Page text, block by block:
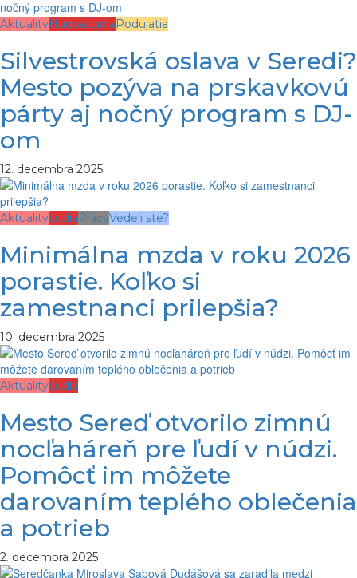
AktualityHudbaĽudia Podujatia
Silvestrovská oslava v Seredi?
Mesto pozýva na prskavkovú
párty aj nočný program s DJ-
om
12. decembra 2025
AktualityĽudia PrácaVedeli ste?
Minimálna mzda v roku 2026
porastie. Koľko si
zamestnanci prilepšia?
10. decembra 2025
AktualityĽudia
Mesto Sereď otvorilo zimnú
nocľaháreň pre ľudí v núdzi.
Pomôcť im môžete
darovaním teplého oblečenia
a potrieb
2. decembra 2025